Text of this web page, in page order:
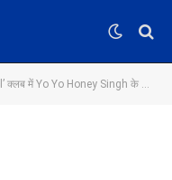
Yo Honey Singh के साथ हुई हाथापाई के बाद FIR दर्ज